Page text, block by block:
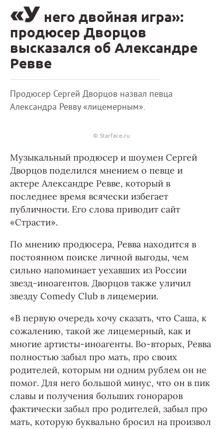
«У него двойная игра»:
продюсер Дворцов
высказался об Александре
Ревве
Продюсер Сергей Дворцов назвал певца
Александра Ревву «лицемерным».
© Starface.ru
Музыкальный продюсер и шоумен Сергей
Дворцов поделился мнением о певце и
актере Александре Ревве, который в
последнее время всячески избегает
публичности. Его слова приводит сайт
«Страсти».
По мнению продюсера, Ревва находится в
постоянном поиске личной выгоды, чем
сильно напоминает уехавших из России
звезд-иноагентов. Дворцов также уличил
звезду Comedy Club в лицемерии.
«В первую очередь хочу сказать, что Саша, к
сожалению, такой же лицемерный, как и
многие артисты-иноагенты. Во-вторых, Ревва
полностью забыл про мать, про своих
родителей, которым ни одним рублем он не
помог. Для него большой минус, что он в пик
славы и получения больших гонораров
фактически забыл про родителей, забыл про
мать, которую буквально бросил на произвол